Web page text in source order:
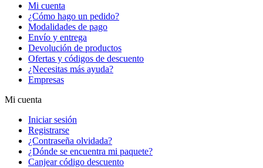
Mi cuenta
¿Cómo hago un pedido?
Modalidades de pago
Envío y entrega
Devolución de productos
Ofertas y códigos de descuento
¿Necesitas más ayuda?
Empresas
Mi cuenta
Iniciar sesión
Registrarse
¿Contraseña olvidada?
¿Dónde se encuentra mi paquete?
Canjear código descuento